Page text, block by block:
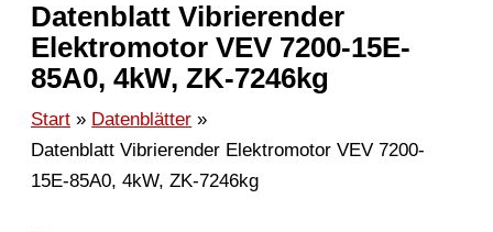
Datenblatt Vibrierender
Elektromotor VEV 7200-15E-
85A0, 4kW, ZK-7246kg
Start
Datenblätter
Datenblatt Vibrierender Elektromotor VEV 7200-
15E-85A0, 4kW, ZK-7246kg